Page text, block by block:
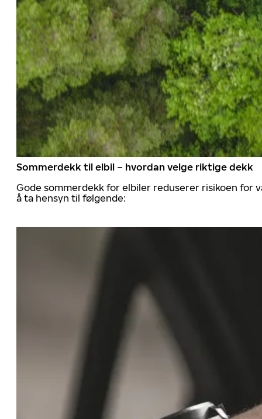
Sommerdekk til elbil – hvordan velge riktige dekk
Gode sommerdekk for elbiler reduserer risikoen for
å ta hensyn til følgende: